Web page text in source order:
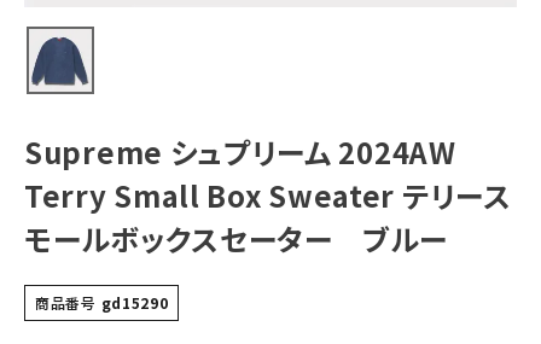
Tシャツ・ロングスリーブ
パーカー・トレーナー
キャップ・ハット
ニット帽・ビーニー
その他バッグ類
Supreme シュプリーム 2024AW
Terry Small Box Sweater テリース
モールボックスセーター ブルー
商品番号 gd15290